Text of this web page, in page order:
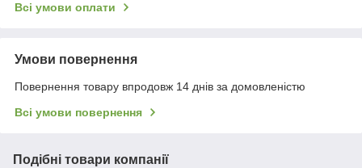
Всі умови оплати
Умови повернення
Повернення товару впродовж 14 днів за домовленістю
Всі умови повернення
Подібні товари компанії